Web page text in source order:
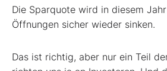
Die Sparquote wird in diesem
Öffnungen sicher wieder sinken.
Das ist richtig, aber nur ein Teil